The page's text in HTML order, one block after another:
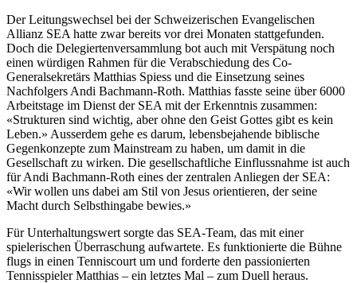
Der Leitungswechsel bei der Schweizerischen Evangelischen
Allianz SEA hatte zwar bereits vor drei Monaten stattgefunden.
Doch die Delegiertenversammlung bot auch mit Verspätung noch
einen würdigen Rahmen für die Verabschiedung des Co-
Generalsekretärs Matthias Spiess und die Einsetzung seines
Nachfolgers Andi Bachmann-Roth. Matthias fasste seine über 6000
Arbeitstage im Dienst der SEA mit der Erkenntnis zusammen:
«Strukturen sind wichtig, aber ohne den Geist Gottes gibt es kein
Leben.» Ausserdem gehe es darum, lebensbejahende biblische
Gegenkonzepte zum Mainstream zu haben, um damit in die
Gesellschaft zu wirken. Die gesellschaftliche Einflussnahme ist auch
für Andi Bachmann-Roth eines der zentralen Anliegen der SEA:
«Wir wollen uns dabei am Stil von Jesus orientieren, der seine
Macht durch Selbsthingabe bewies.»
Für Unterhaltungswert sorgte das SEA-Team, das mit einer
spielerischen Überraschung aufwartete. Es funktionierte die Bühne
flugs in einen Tenniscourt um und forderte den passionierten
Tennisspieler Matthias – ein letztes Mal – zum Duell heraus.